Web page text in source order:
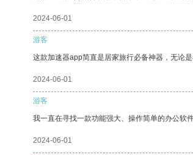
2024-06-01
游客
这款加速器app简直是居家旅行必备神器，无论
2024-06-01
游客
我一直在寻找一款功能强大、操作简单的办公软
2024-06-01